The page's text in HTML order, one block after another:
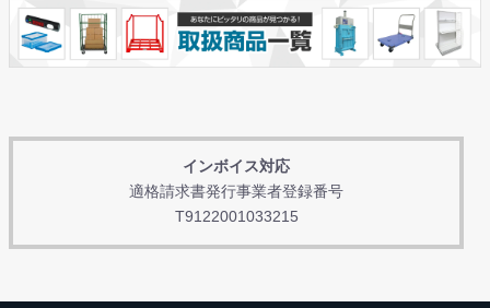
インボイス対応
適格請求書発行事業者登録番号
T9122001033215